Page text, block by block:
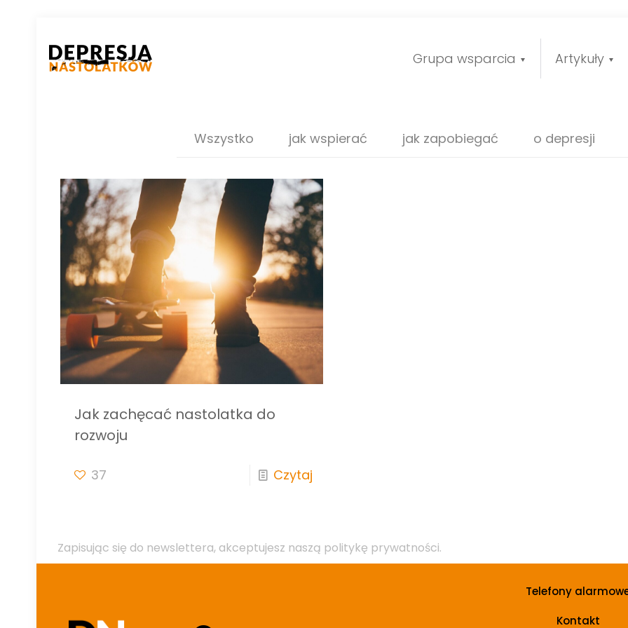
Grupa wsparcia Artykuły
Wszystko jak wspierać jak zapobiegać o depresji
Jak zachęcać nastolatka do
rozwoju
37 Czytaj
Zapisując się do newslettera, akceptujesz naszą politykę prywatności.
Telefony
Kontakt